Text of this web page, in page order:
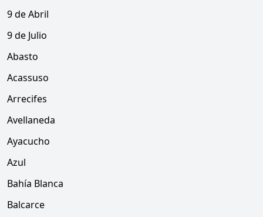
9 de Abril
9 de Julio
Abasto
Acassuso
Arrecifes
Avellaneda
Ayacucho
Azul
Bahía Blanca
Balcarce